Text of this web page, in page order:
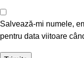
Salvează-mi numele,
pentru data viitoare